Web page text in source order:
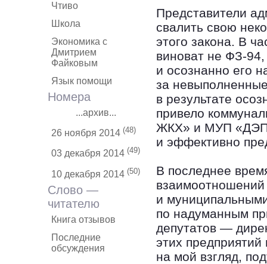
Чтиво
Школа
Экономика с
Дмитрием
Файковым
Язык помощи
Номера
...архив...
26 ноября 2014 (48)
03 декабря 2014 (49)
10 декабря 2014 (50)
Слово —
читателю
Книга отзывов
Последние
обсуждения
Представители
свалить свою
этого закона. В
виноват не ФЗ-94,
и осознанно его
за
в результате
привело
ЖКХ» и МУП
и эффективно
В последнее
и
по надуманным
депутатов —
этих
на мой взгляд,